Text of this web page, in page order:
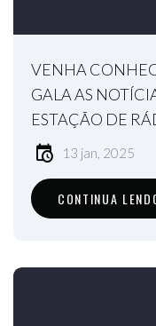
VENHA
GALA AS
ESTAÇÃO DE
13 jan, 2025
CONTINUA